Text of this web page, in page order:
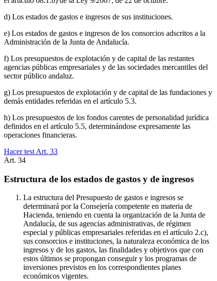
d) Los estados de gastos e ingresos de sus instituciones.
e) Los estados de gastos e ingresos de los consorcios adscritos a la
Administración de la Junta de Andalucía.
f) Los presupuestos de explotación y de capital de las restantes
agencias públicas empresariales y de las sociedades mercantiles del
sector público andaluz.
g) Los presupuestos de explotación y de capital de las fundaciones y
demás entidades referidas en el artículo 5.3.
h) Los presupuestos de los fondos carentes de personalidad jurídica
definidos en el artículo 5.5, determinándose expresamente las
operaciones financieras.
Hacer test Art. 33
Art. 34
Estructura de los estados de gastos y de ingresos
La estructura del Presupuesto de gastos e ingresos se
determinará por la Consejería competente en materia de
Hacienda, teniendo en cuenta la organización de la Junta de
Andalucía, de sus agencias administrativas, de régimen
especial y públicas empresariales referidas en el artículo 2.c),
sus consorcios e instituciones, la naturaleza económica de los
ingresos y de los gastos, las finalidades y objetivos que con
estos últimos se propongan conseguir y los programas de
inversiones previstos en los correspondientes planes
económicos vigentes.